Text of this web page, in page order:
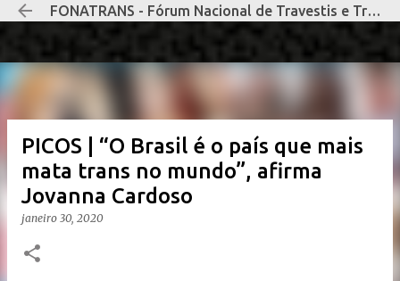
Pular para o conteúdo principal
FONATRANS - Fórum Nacional de Travestis e Transexuais Negras e Negros
PICOS | “O Brasil é o país que mais
mata trans no mundo”, afirma
Jovanna Cardoso
janeiro 30, 2020